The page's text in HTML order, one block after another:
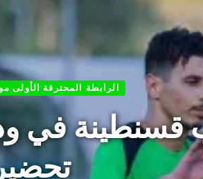
الرابطة المحترفة الأولى
قسنطينة في